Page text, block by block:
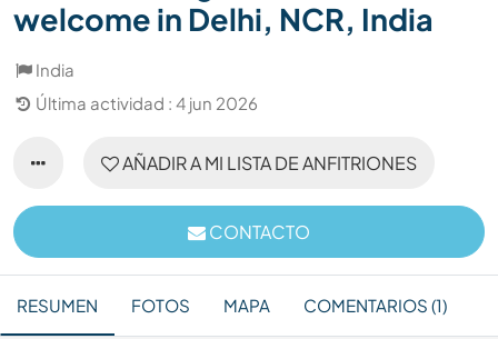
welcome in Delhi, NCR, India
India
Última actividad : 4 jun 2026
AÑADIR A MI LISTA DE ANFITRIONES
CONTACTO
RESUMEN FOTOS MAPA COMENTARIOS (1)